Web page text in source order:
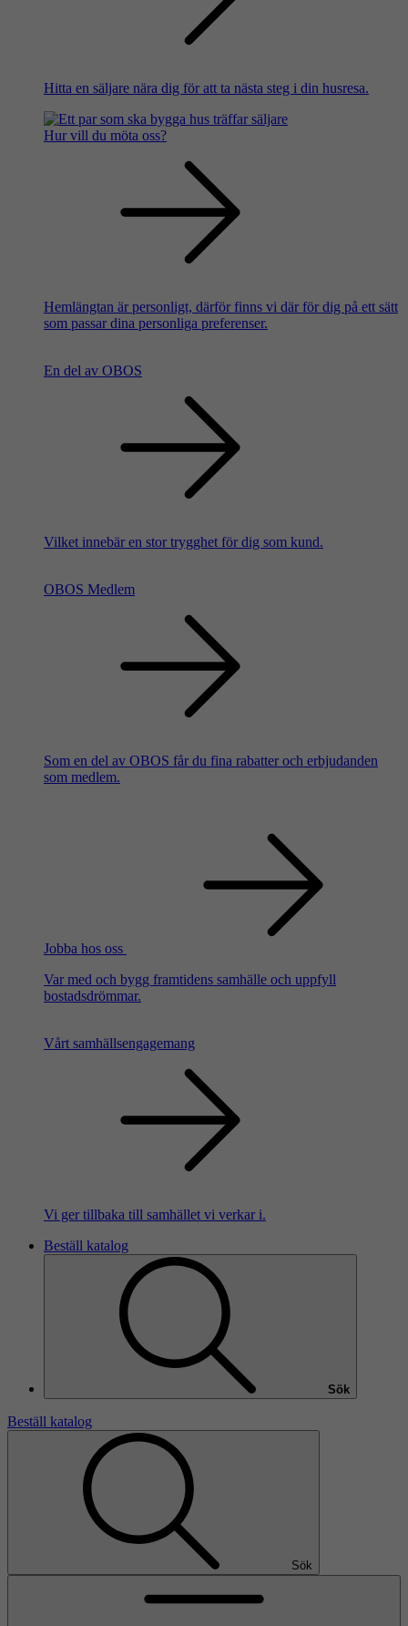
Hitta en säljare nära dig för att ta nästa steg i din husresa.
Hur vill du möta oss?
Hemlängtan är personligt, därför finns vi där för dig på ett sätt
som passar dina personliga preferenser.
En del av OBOS
Vilket innebär en stor trygghet för dig som kund.
OBOS Medlem
Som en del av OBOS får du fina rabatter och erbjudanden
som medlem.
Jobba hos oss
Var med och bygg framtidens samhälle och uppfyll
bostadsdrömmar.
Vårt samhällsengagemang
Vi ger tillbaka till samhället vi verkar i.
Beställ katalog
Sök
Beställ katalog
Sök